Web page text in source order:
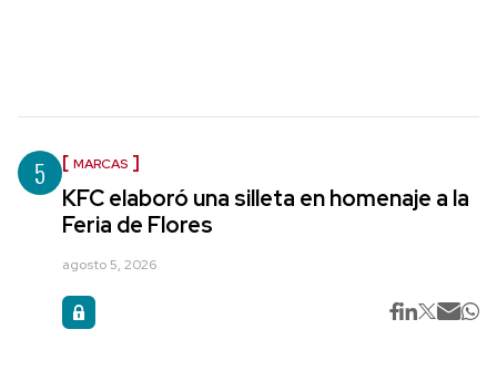
5 MARCAS
KFC elaboró una silleta en homenaje a la
Feria de Flores
agosto 5, 2026